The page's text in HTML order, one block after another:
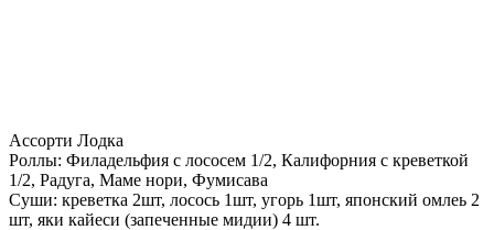
Ассорти Лодка
Роллы: Филадельфия с лососем 1/2, Калифорния с креветкой
1/2, Радуга, Маме нори, Фумисава
Суши: креветка 2шт, лосось 1шт, угорь 1шт, японский омлеь 2
шт, яки кайеси (запеченные мидии) 4 шт.